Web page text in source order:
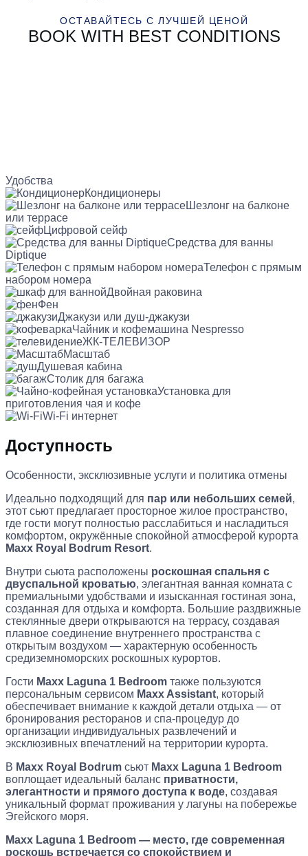
ОСТАВАЙТЕСЬ С ЛУЧШЕЙ ЦЕНОЙ
BOOK WITH BEST CONDITIONS
Удобства
Кондиционеры
Шезлонг на балконе
или террасе
Цифровой сейф
Средства для ванны
Diptique
Телефон с прямым
набором номера
Двойная раковина
Фен
Джакузи или душ-джакузи
Чайник и кофемашина Nespresso
ЖК-ТЕЛЕВИЗОР
Масштаб
Душевая кабина
Столик для багажа
Установка для
приготовления чая и кофе
Wi-Fi интернет
Доступность
Особенности, эксклюзивные услуги и политика отмены
Идеально подходящий для пар или небольших семей,
этот сьют предлагает просторное жилое пространство,
где гости могут полностью расслабиться и насладиться
комфортом, окружённые спокойной атмосферой курорта
Maxx Royal Bodrum Resort.
Внутри сьюта расположены роскошная спальня с
двуспальной кроватью, элегантная ванная комната с
премиальными удобствами и изысканная гостиная зона,
созданная для отдыха и комфорта. Большие раздвижные
стеклянные двери открываются на террасу, создавая
плавное соединение внутреннего пространства с
открытым воздухом — характерную особенность
средиземноморских роскошных курортов.
Гости Maxx Laguna 1 Bedroom также пользуются
персональным сервисом Maxx Assistant, который
обеспечивает внимание к каждой детали отдыха — от
бронирования ресторанов и спа-процедур до
организации индивидуальных развлечений и
эксклюзивных впечатлений на территории курорта.
В Maxx Royal Bodrum сьют Maxx Laguna 1 Bedroom
воплощает идеальный баланс приватности,
элегантности и прямого доступа к воде, создавая
уникальный формат проживания у лагуны на побережье
Эгейского моря.
Maxx Laguna 1 Bedroom — место, где современная
роскошь встречается со спокойствием и